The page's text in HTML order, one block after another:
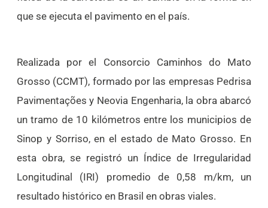
que se ejecuta el pavimento en el país.
Realizada por el Consorcio Caminhos do Mato
Grosso (CCMT), formado por las empresas Pedrisa
Pavimentações y Neovia Engenharia, la obra abarcó
un tramo de 10 kilómetros entre los municipios de
Sinop y Sorriso, en el estado de Mato Grosso. En
esta obra, se registró un Índice de Irregularidad
Longitudinal (IRI) promedio de 0,58 m/km, un
resultado histórico en Brasil en obras viales.